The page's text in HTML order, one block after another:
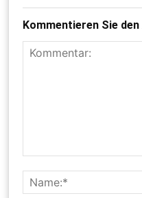
Kommentieren Sie